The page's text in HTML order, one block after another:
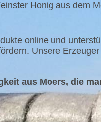
Honig aus dem
online und
Unsere
aus Moers, die